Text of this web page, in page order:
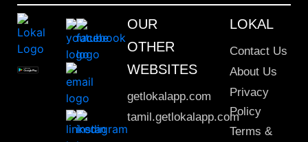
OUR
OTHER
WEBSITES
getlokalapp.com
tamil.getlokalapp.com
LOKAL
Contact Us
About Us
Privacy
Policy
Terms &